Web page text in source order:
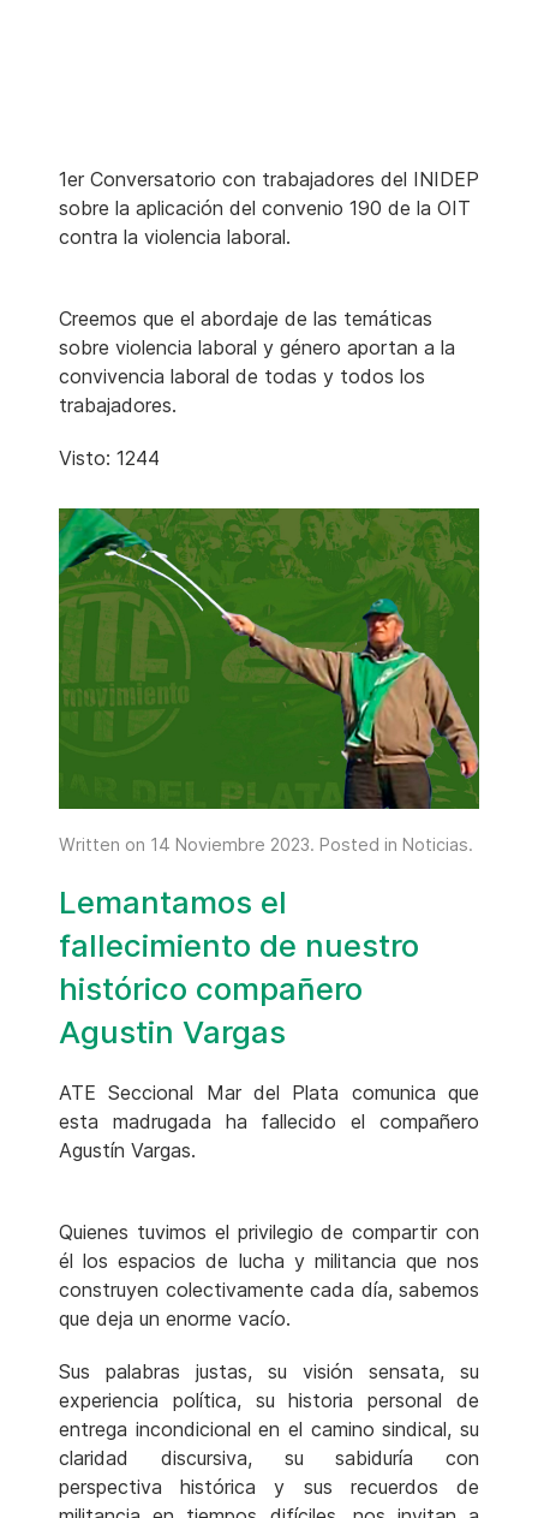
1er Conversatorio con trabajadores del INIDEP
sobre la aplicación del convenio 190 de la OIT
contra la violencia laboral.
Creemos que el abordaje de las temáticas
sobre violencia laboral y género aportan a la
convivencia laboral de todas y todos los
trabajadores.
Visto: 1244
Written on 14 Noviembre 2023. Posted in Noticias.
Lemantamos el
fallecimiento de nuestro
histórico compañero
Agustin Vargas
ATE Seccional Mar del Plata comunica que
esta madrugada ha fallecido el compañero
Agustín Vargas.
Quienes tuvimos el privilegio de compartir con
él los espacios de lucha y militancia que nos
construyen colectivamente cada día, sabemos
que deja un enorme vacío.
Sus palabras justas, su visión sensata, su
experiencia política, su historia personal de
entrega incondicional en el camino sindical, su
claridad discursiva, su sabiduría con
perspectiva histórica y sus recuerdos de